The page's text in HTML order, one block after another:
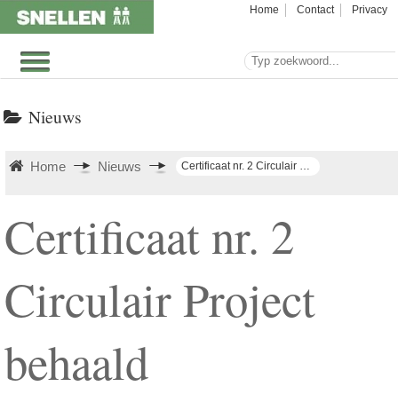
Home Contact Privacy
Nieuws
Home Nieuws Certificaat nr. 2 Circulair Project behaald
Certificaat nr. 2
Circulair Project
behaald